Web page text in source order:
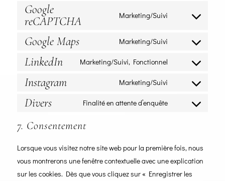
Google
reCAPTCHA
Marketing/Suivi
Consent
google-
Google Maps Marketing/Suivi
Consent
google-
LinkedIn Marketing/Suivi, Fonctionnel
Consent
linkedin
Instagram Marketing/Suivi
Consent
Divers Finalité en attente d’enquête
Consent
divers
7. Consentement
Lorsque vous visitez notre site web pour la première fois, nous
vous montrerons une fenêtre contextuelle avec une explication
sur les cookies. Dès que vous cliquez sur « Enregistrer les